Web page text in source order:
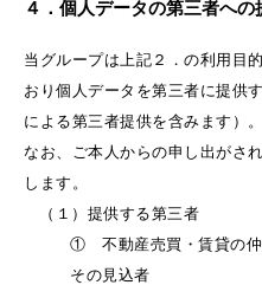
４．個人データの第三者への
当グループは上記２．の利用目
おり個人データを第三者に提供
による第三者提供を含みます）。
なお、ご本人からの申し出がさ
します。
（１）提供する第三者
① 不動産売買・賃貸の仲
その見込者